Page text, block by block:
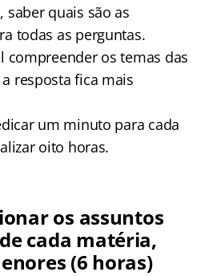
quais são as
todas as perguntas.
compreender os temas das
resposta fica mais
um minuto para cada
oito horas.
os assuntos
cada matéria,
(6 horas)